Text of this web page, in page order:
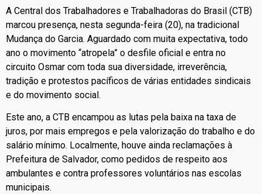
A Central dos Trabalhadores e Trabalhadoras do Brasil (CTB)
marcou presença, nesta segunda-feira (20), na tradicional
Mudança do Garcia. Aguardado com muita expectativa, todo
ano o movimento “atropela” o desfile oficial e entra no
circuito Osmar com toda sua diversidade, irreverência,
tradição e protestos pacíficos de várias entidades sindicais
e do movimento social.
Este ano, a CTB encampou as lutas pela baixa na taxa de
juros, por mais empregos e pela valorização do trabalho e do
salário mínimo. Localmente, houve ainda reclamações à
Prefeitura de Salvador, como pedidos de respeito aos
ambulantes e contra professores voluntários nas escolas
municipais.